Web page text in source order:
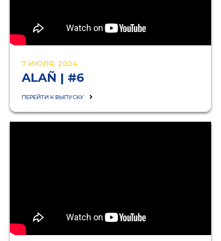
7 ИЮЛЯ, 2024
ALAÑ | #6
ПЕРЕЙТИ К ВЫПУСКУ